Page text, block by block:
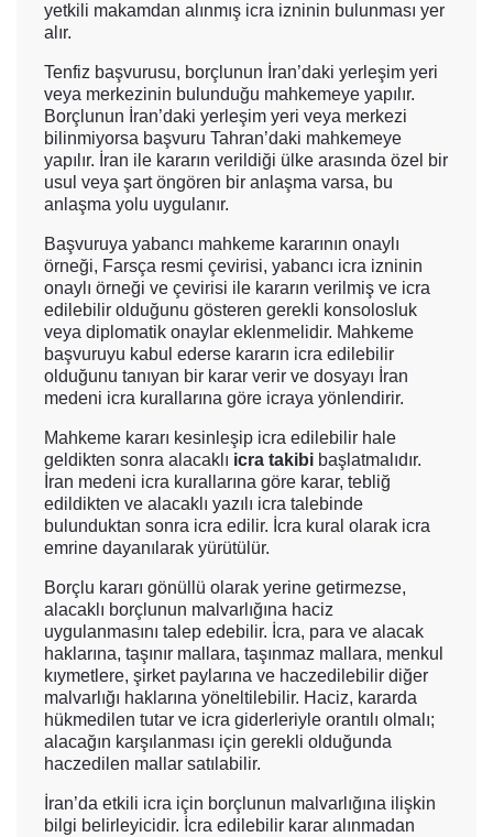
yetkili makamdan alınmış icra izninin bulunması yer
alır.
Tenfiz başvurusu, borçlunun İran’daki yerleşim yeri
veya merkezinin bulunduğu mahkemeye yapılır.
Borçlunun İran’daki yerleşim yeri veya merkezi
bilinmiyorsa başvuru Tahran’daki mahkemeye
yapılır. İran ile kararın verildiği ülke arasında özel bir
usul veya şart öngören bir anlaşma varsa, bu
anlaşma yolu uygulanır.
Başvuruya yabancı mahkeme kararının onaylı
örneği, Farsça resmi çevirisi, yabancı icra izninin
onaylı örneği ve çevirisi ile kararın verilmiş ve icra
edilebilir olduğunu gösteren gerekli konsolosluk
veya diplomatik onaylar eklenmelidir. Mahkeme
başvuruyu kabul ederse kararın icra edilebilir
olduğunu tanıyan bir karar verir ve dosyayı İran
medeni icra kurallarına göre icraya yönlendirir.
Mahkeme kararı kesinleşip icra edilebilir hale
geldikten sonra alacaklı icra takibi başlatmalıdır.
İran medeni icra kurallarına göre karar, tebliğ
edildikten ve alacaklı yazılı icra talebinde
bulunduktan sonra icra edilir. İcra kural olarak icra
emrine dayanılarak yürütülür.
Borçlu kararı gönüllü olarak yerine getirmezse,
alacaklı borçlunun malvarlığına haciz
uygulanmasını talep edebilir. İcra, para ve alacak
haklarına, taşınır mallara, taşınmaz mallara, menkul
kıymetlere, şirket paylarına ve haczedilebilir diğer
malvarlığı haklarına yöneltilebilir. Haciz, kararda
hükmedilen tutar ve icra giderleriyle orantılı olmalı;
alacağın karşılanması için gerekli olduğunda
haczedilen mallar satılabilir.
İran’da etkili icra için borçlunun malvarlığına ilişkin
bilgi belirleyicidir. İcra edilebilir karar alınmadan